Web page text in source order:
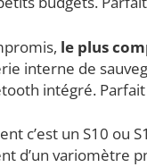
le plus
interne de
intégré.
c’est un S10 ou
d’un variomètre